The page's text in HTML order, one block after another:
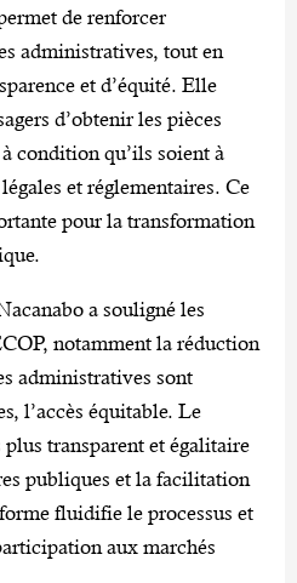
de renforcer
administratives, tout en
et d’équité. Elle
d’obtenir les pièces
condition qu’ils soient à
et réglementaires. Ce
pour la transformation
a souligné les
notamment la réduction
administratives sont
l’accès équitable. Le
plus transparent et égalitaire
publiques et la facilitation
fluidifie le processus et
aux marchés